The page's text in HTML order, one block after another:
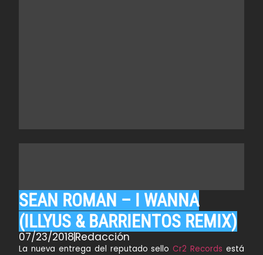
SEAN ROMAN – I WANNA
(ILLYUS & BARRIENTOS REMIX)
07/23/2018Redacción
La nueva entrega del reputado selloCr2 Records está